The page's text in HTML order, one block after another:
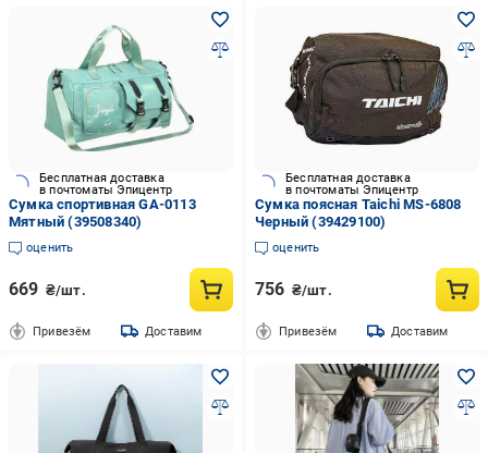
Бесплатная доставка
в почтоматы Эпицентр
Сумка спортивная GA-0113
Мятный (39508340)
оценить
669 ₴/шт.
Привезём Доставим
Бесплатная доставка
в почтоматы Эпицентр
Сумка поясная Taichi MS-6808
Черный (39429100)
оценить
756 ₴/шт.
Привезём Доставим